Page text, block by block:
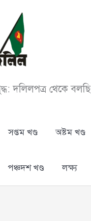
দলিলপত্র থেকে বলছি
সপ্তম খণ্ড অষ্টম খণ্ড
পঞ্চদশ খণ্ড লক্ষ্য